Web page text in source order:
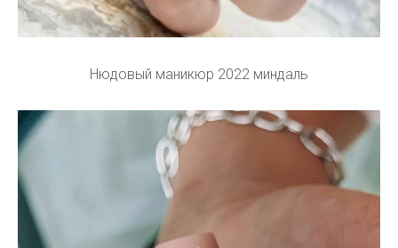
Нюдовый маникюр 2022 миндаль